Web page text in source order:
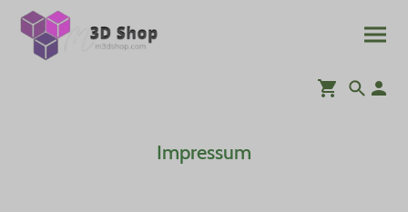
Impressum